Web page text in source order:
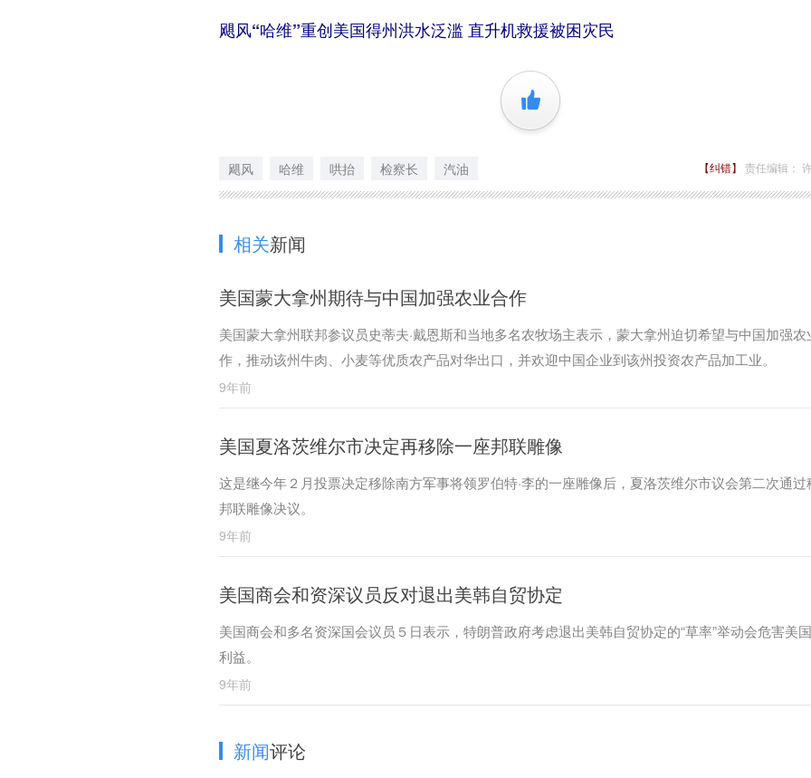
飓风“哈维”重创美国得州洪水泛滥 直升机救援被困灾民
+1
飓风 哈维 哄抬 检察长 汽油 【纠错】 责任编辑：
相关新闻
美国蒙大拿州期待与中国加强农业合作
美国蒙大拿州联邦参议员史蒂夫·戴恩斯和当地多名农牧场主表示，蒙大拿州迫切希望与中国加强农
作，推动该州牛肉、小麦等优质农产品对华出口，并欢迎中国企业到该州投资农产品加工业。
9年前
美国夏洛茨维尔市决定再移除一座邦联雕像
这是继今年２月投票决定移除南方军事将领罗伯特·李的一座雕像后，夏洛茨维尔市议会第二次通过
邦联雕像决议。
9年前
美国商会和资深议员反对退出美韩自贸协定
美国商会和多名资深国会议员５日表示，特朗普政府考虑退出美韩自贸协定的“草率”举动会危害美
利益。
9年前
新闻评论